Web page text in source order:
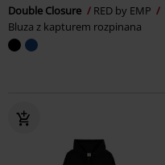
Double Closure
RED by EMP
Bluza z kapturem rozpinana